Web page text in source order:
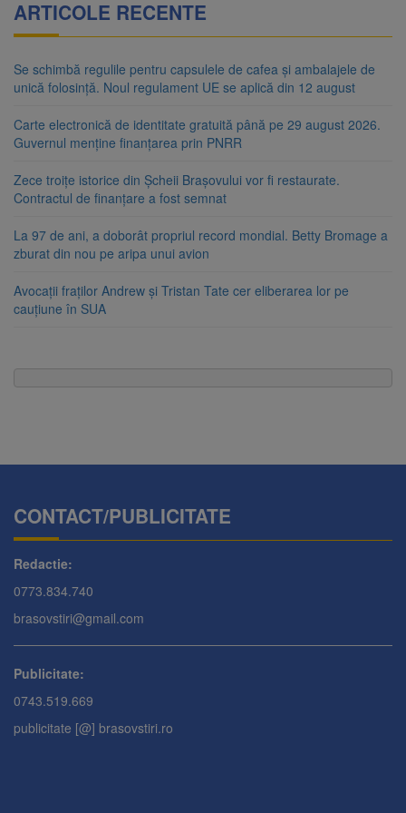
ARTICOLE RECENTE
Se schimbă regulile pentru capsulele de cafea și ambalajele de
unică folosință. Noul regulament UE se aplică din 12 august
Carte electronică de identitate gratuită până pe 29 august 2026.
Guvernul menține finanțarea prin PNRR
Zece troițe istorice din Șcheii Brașovului vor fi restaurate.
Contractul de finanțare a fost semnat
La 97 de ani, a doborât propriul record mondial. Betty Bromage a
zburat din nou pe aripa unui avion
Avocații fraților Andrew și Tristan Tate cer eliberarea lor pe
cauțiune în SUA
CONTACT/PUBLICITATE
Redactie:
0773.834.740
brasovstiri@gmail.com
Publicitate:
0743.519.669
publicitate [@] brasovstiri.ro